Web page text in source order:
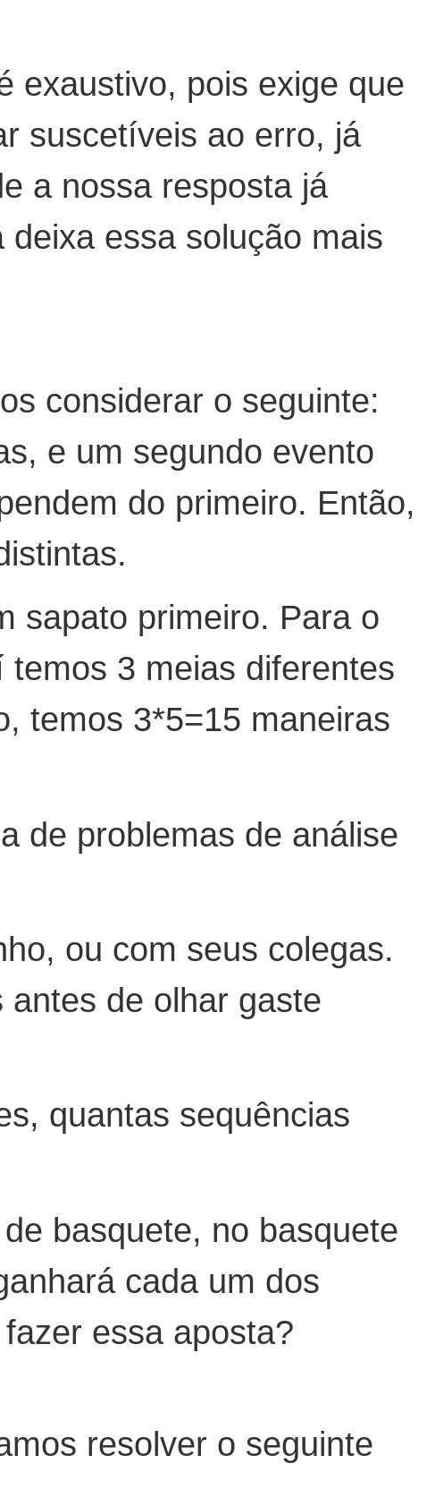
exaustivo, pois exige que
suscetíveis ao erro, já
a nossa resposta já
essa solução mais
considerar o seguinte:
e um segundo evento
do primeiro. Então,
sapato primeiro. Para o
3 meias diferentes
temos 3*5=15 maneiras
de problemas de análise
ou com seus colegas.
de olhar gaste
quantas sequências
basquete, no basquete
cada um dos
essa aposta?
resolver o seguinte